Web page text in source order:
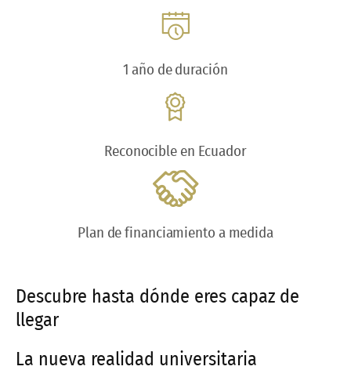
1 año de duración
Reconocible en Ecuador
Plan de financiamiento a medida
Descubre hasta dónde eres capaz de
llegar
La nueva realidad universitaria